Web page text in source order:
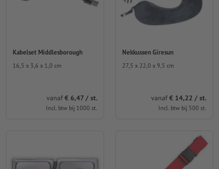
Kabelset Middlesborough
16,5 x 3,6 x 1,0 cm
vanaf€ 6,47 / st.
Incl. btw bij 1000 st.
Nekkussen Giresun
27,5 x 22,0 x 9,5 cm
vanaf€ 14,22 / st.
Incl. btw bij 500 st.